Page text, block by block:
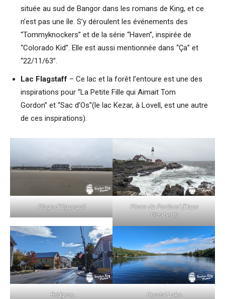
située au sud de Bangor dans les romans de King, et ce
n’est pas une île. S’y déroulent les événements des
“Tommyknockers” et de la série “Haven”, inspirée de
“Colorado Kid”. Elle est aussi mentionnée dans “Ça” et
“22/11/63”.
Lac Flagstaff – Ce lac et la forêt l’entoure est une des
inspirations pour “La Petite Fille qui Aimait Tom
Gordon” et “Sac d’Os”(le lac Kezar, à Lovell, est une autre
de ces inspirations).
Plage d’Ogunquit
Phare de Portland (Cape
Elizabeth)
Bridgton Crystal Lake